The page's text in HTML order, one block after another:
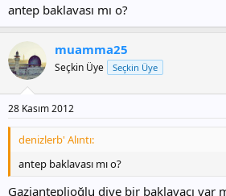
antep baklavası mı o?
muamma25
Seçkin Üye Seçkin Üye
28 Kasım 2012
denizlerb' Alıntı:
antep baklavası mı o?
Gazianteplioğlu diye bir baklavacı var